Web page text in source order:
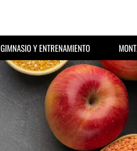
GIMNASIO Y ENTRENAMIENTO